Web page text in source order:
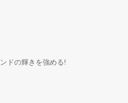
ドの輝きを強める!